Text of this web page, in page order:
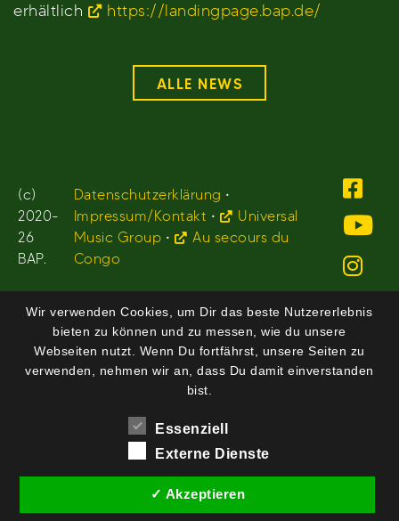
erhältlich
https://landingpage.bap.de/
ALLE NEWS
(c)
2020-
26
BAP.
Datenschutzerklärung •
Impressum/Kontakt •
Universal
Music Group •
Au secours du
Congo
Wir verwenden Cookies, um Dir das beste Nutzererlebnis
bieten zu können und zu messen, wie du unsere
Webseiten nutzt. Wenn Du fortfährst, unsere Seiten zu
verwenden, nehmen wir an, dass Du damit einverstanden
bist.
Essenziell
Externe Dienste
✓ Akzeptieren